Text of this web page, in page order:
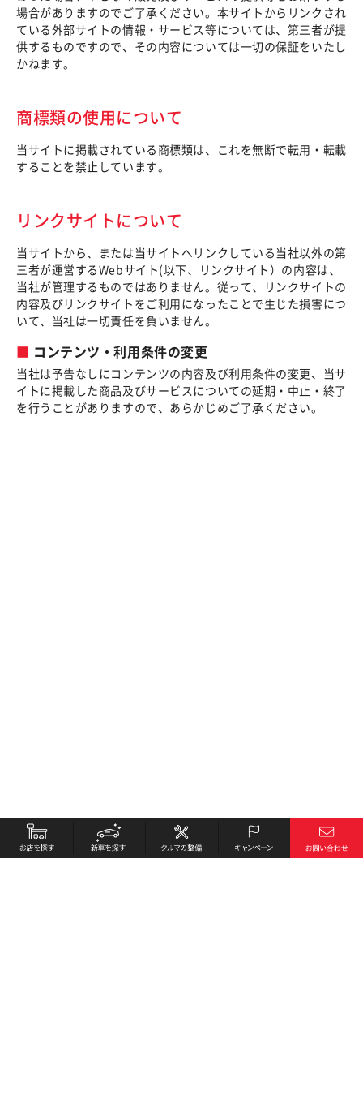
場合がありますのでご了承ください。本サイトからリンクされ
ている外部サイトの情報・サービス等については、第三者が提
供するものですので、その内容については一切の保証をいたし
かねます。
商標類の使用について
当サイトに掲載されている商標類は、これを無断で転用・転載
することを禁止しています。
リンクサイトについて
当サイトから、または当サイトへリンクしている当社以外の第
三者が運営するWebサイト(以下、リンクサイト）の内容は、
当社が管理するものではありません。従って、リンクサイトの
内容及びリンクサイトをご利用になったことで生じた損害につ
いて、当社は一切責任を負いません。
コンテンツ・利用条件の変更
当社は予告なしにコンテンツの内容及び利用条件の変更、当サ
イトに掲載した商品及びサービスについての延期・中止・終了
を行うことがありますので、あらかじめご了承ください。